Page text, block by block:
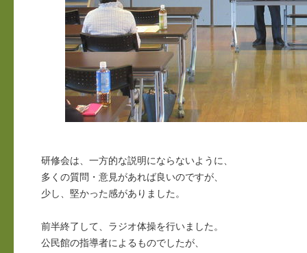
研修会は、一方的な説明にならないように、
多くの質問・意見があれば良いのですが、
少し、堅かった感がありました。
前半終了して、ラジオ体操を行いました。
公民館の指導者によるものでしたが、